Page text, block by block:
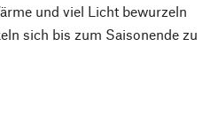
und viel Licht bewurzeln
sich bis zum Saisonende zu